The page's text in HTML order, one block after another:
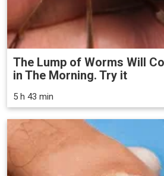
The Lump of Worms Will
in The Morning. Try it
5 h 43 min